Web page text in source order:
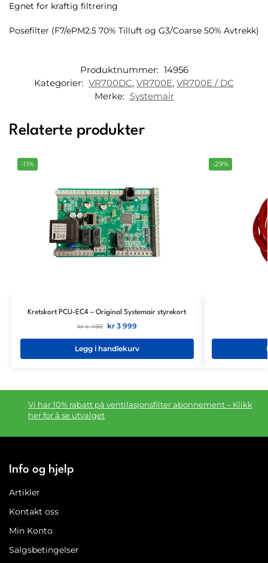
Egnet for kraftig filtrering
Posefilter (F7/ePM2.5 70% Tilluft og G3/Coarse 50% Avtrekk)
Produktnummer: 14956
Kategorier: VR700DC, VR700E, VR700E / DC
Merke: Systemair
Relaterte produkter
-11%
Kretskort PCU-EC4 – Original Systemair styrekort
kr4 490 kr3 999
Legg i handlekurv
-29%
Vi har 10% rabatt på ventilasjonsfilter abonnement – Klikk
her for å se utvalget
Info og hjelp
Artikler
Kontakt oss
Min Konto
Salgsbetingelser